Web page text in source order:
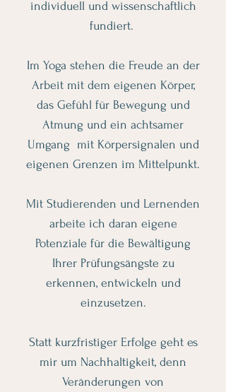
individuell und wissenschaftlich
fundiert.
Im Yoga stehen die Freude an der
Arbeit mit dem eigenen Körper,
das Gefühl für Bewegung und
Atmung und ein achtsamer
Umgang mit Körpersignalen und
eigenen Grenzen im Mittelpunkt.
Mit Studierenden und Lernenden
arbeite ich daran eigene
Potenziale für die Bewältigung
Ihrer Prüfungsängste zu
erkennen, entwickeln und
einzusetzen.
Statt kurzfristiger Erfolge geht es
mir um Nachhaltigkeit, denn
Veränderungen von